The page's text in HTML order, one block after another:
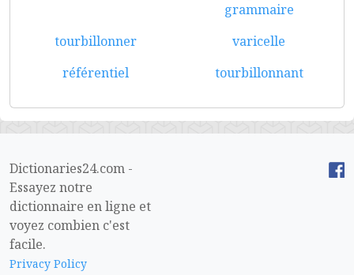
grammaire
tourbillonner
varicelle
référentiel
tourbillonnant
Dictionaries24.com -
Essayez notre
dictionnaire en ligne et
voyez combien c'est
facile.
Privacy Policy